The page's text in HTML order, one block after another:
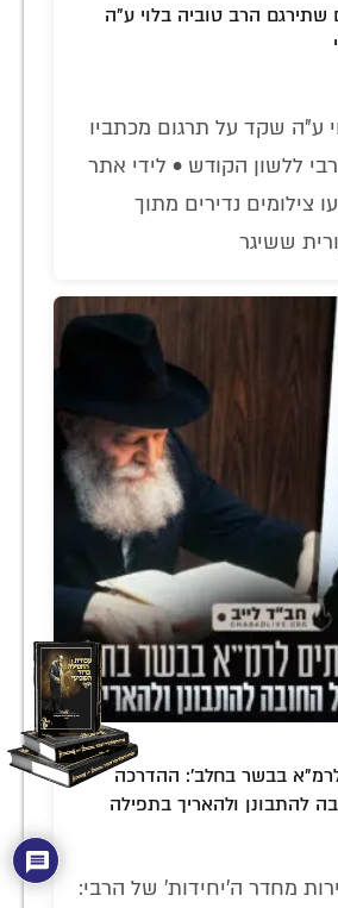
הרב טוביה בלוי ע"ה
ע"ה שקד על תרגום מכתביו
ללשון הקודש • לידי אתר
צילומים נדירים מתוך
ששיגר
בבשר בחלב': ההדרכה
להתבונן ולהאריך בתפילה
מחדר ה'יחידות' של הרבי: